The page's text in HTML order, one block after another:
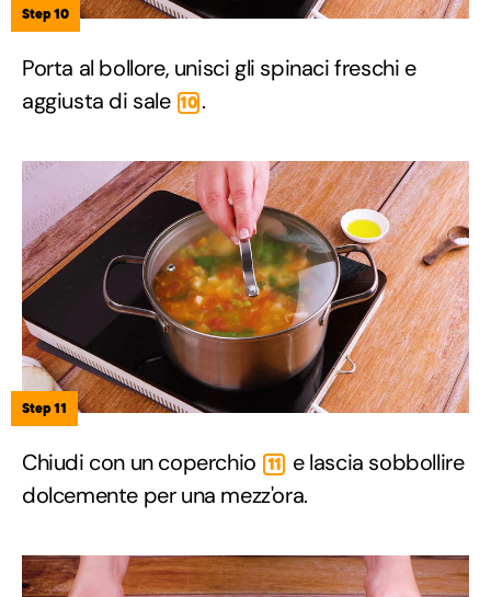
Step 10
Porta al bollore, unisci gli spinaci freschi e
aggiusta di sale 10 .
Step 11
Chiudi con un coperchio 11
e lascia sobbollire
dolcemente per una mezz'ora.